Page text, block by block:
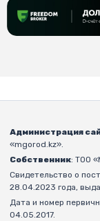
Администрация
«mgorod.kz».
Собственник: ТОО
Свидетельство о
28.04.2023 года,
Дата и номер
04.05.2017.